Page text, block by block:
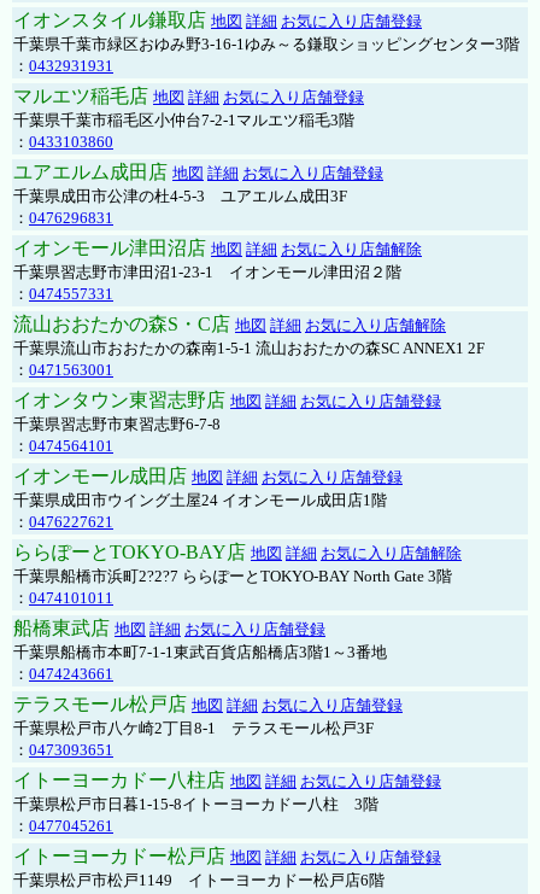
イオンスタイル鎌取店 地図 詳細 お気に入り店舗登録
千葉県千葉市緑区おゆみ野3-16-1ゆみ～る鎌取ショッピングセンター3階
： 0432931931
マルエツ稲毛店 地図 詳細 お気に入り店舗登録
千葉県千葉市稲毛区小仲台7-2-1マルエツ稲毛3階
： 0433103860
ユアエルム成田店 地図 詳細 お気に入り店舗登録
千葉県成田市公津の杜4-5-3 ユアエルム成田3F
： 0476296831
イオンモール津田沼店 地図 詳細 お気に入り店舗解除
千葉県習志野市津田沼1-23-1 イオンモール津田沼２階
： 0474557331
流山おおたかの森S・C店 地図 詳細 お気に入り店舗解除
千葉県流山市おおたかの森南1-5-1 流山おおたかの森SC ANNEX1 2F
： 0471563001
イオンタウン東習志野店 地図 詳細 お気に入り店舗登録
千葉県習志野市東習志野6-7-8
： 0474564101
イオンモール成田店 地図 詳細 お気に入り店舗登録
千葉県成田市ウイング土屋24 イオンモール成田店1階
： 0476227621
ららぽーとTOKYO-BAY店 地図 詳細 お気に入り店舗解除
千葉県船橋市浜町2?2?7 ららぽーとTOKYO-BAY North Gate 3階
： 0474101011
船橋東武店 地図 詳細 お気に入り店舗登録
千葉県船橋市本町7-1-1東武百貨店船橋店3階1～3番地
： 0474243661
テラスモール松戸店 地図 詳細 お気に入り店舗登録
千葉県松戸市八ケ崎2丁目8-1 テラスモール松戸3F
： 0473093651
イトーヨーカドー八柱店 地図 詳細 お気に入り店舗登録
千葉県松戸市日暮1-15-8イトーヨーカドー八柱 3階
： 0477045261
イトーヨーカドー松戸店 地図 詳細 お気に入り店舗登録
千葉県松戸市松戸1149 イトーヨーカドー松戸店6階